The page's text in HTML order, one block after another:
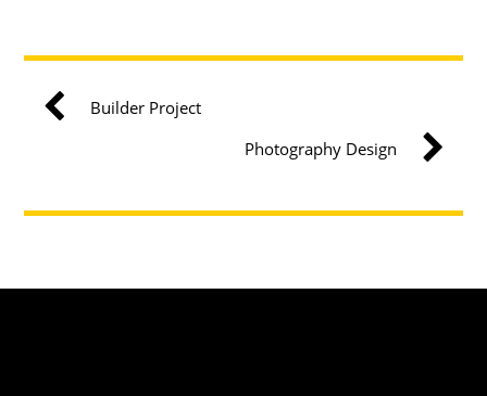
Builder Project
Photography Design